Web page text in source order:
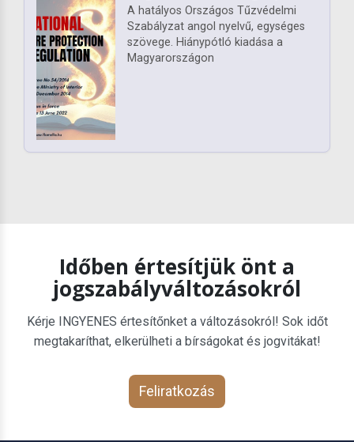
A hatályos Országos Tűzvédelmi
Szabályzat angol nyelvű, egységes
szövege. Hiánypótló kiadása a
Magyarországon
Időben értesítjük önt a
jogszabályváltozásokról
Kérje INGYENES értesítőnket a változásokról! Sok időt
megtakaríthat, elkerülheti a bírságokat és jogvitákat!
Feliratkozás